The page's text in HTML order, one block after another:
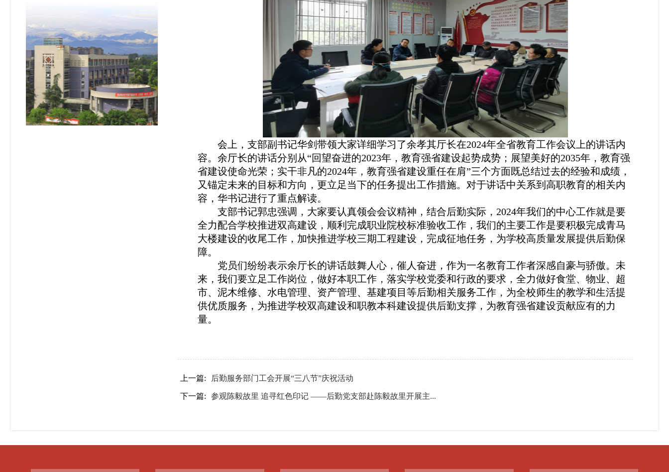
会上， 支部副书记华剑带领大家详细学习了余孝其厅长在2024年全省教育工作会议上的讲话内
容。余厅长的讲话分别从“回望奋进的2023年，教育强省建设起势成势；展望美好的2035年，教育强
省建设使命光荣；实干非凡的2024年，教育强省建设重任在肩”三个方面既总结过去的经验和成绩，
又锚定未来的目标和方向，更立足当下的任务提出工作措施。对于讲话中关系到高职教育的相关内
容，华书记进行了重点解读。
支部书记郭忠强调，大家要认真领会会议精神，结合后勤实际， 2024年我们的中心工作就是要
全力配合学校推进双高建设，顺利完成职业院校标准验收工作，我们的主要工作是要积极完成青马
大楼建设的收尾工作，加快推进学校三期工程建设，完成征地任务，为学校高质量发展提供后勤保
障。
党员们纷纷表示余厅长的讲话鼓舞人心，催人奋进，作为一名教育工作者深感自豪与骄傲。未
来，我们要立足工作岗位，做好本职工作， 落实学校党委和行政的要求，全力做好食堂、物业、超
市、泥木维修、水电管理、资产管理、基建项目等后勤相关服务工作，为全校师生的教学和生活提
供优质服务，为推进学校双高建设和职教本科建设提供后勤支撑，为教育强省建设贡献应有的力
量。
上一篇: 后勤服务部门工会开展“三八节”庆祝活动
下一篇: 参观陈毅故里 追寻红色印记 ——后勤党支部赴陈毅故里开展主...